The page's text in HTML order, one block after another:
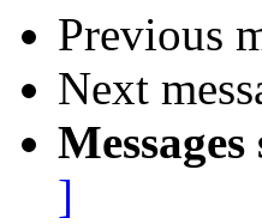
Previous
Next
]